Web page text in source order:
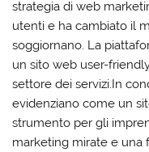
strategia di web
utenti e ha cambiato il
soggiornano. La
un sito web user-
settore dei servizi.In
evidenziano come un
strumento per gli
marketing mirate e una